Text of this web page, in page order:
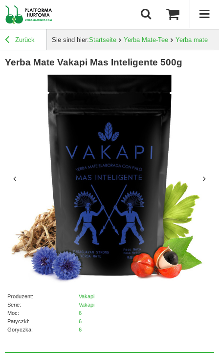
Zurück Sie sind hier:Startseite Yerba Mate-Tee Yerba mate
Yerba Mate Vakapi Mas Inteligente 500g
Produzent:
Vakapi
Serie:
Vakapi
Moc:
6
Patyczki:
6
Goryczka:
6